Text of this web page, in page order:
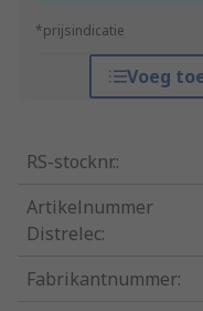
*prijsindicatie
Voeg
RS-stocknr.:
Artikelnummer
Distrelec:
Fabrikantnummer: